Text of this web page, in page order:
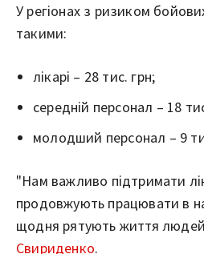
У регіонах з ризиком
такими:
лікарі – 28 тис. грн;
середній персонал – 18
молодший персонал – 9
"Нам важливо підтримати
продовжують працювати в
щодня рятують життя
Свириденко.